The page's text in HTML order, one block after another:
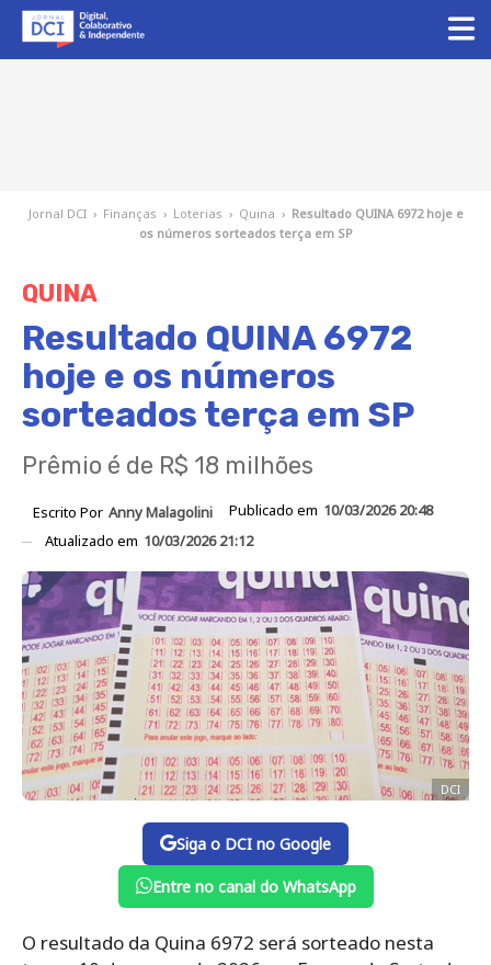
Jornal DCI › Finanças › Loterias › Quina › Resultado QUINA 6972 hoje e
os números sorteados terça em SP
QUINA
Resultado QUINA 6972
hoje e os números
sorteados terça em SP
Prêmio é de R$ 18 milhões
Escrito Por Anny Malagolini Publicado em 10/03/2026 20:48
Atualizado em 10/03/2026 21:12
DCI
Siga o DCI no Google
Entre no canal do WhatsApp
O resultado da Quina 6972 será sorteado nesta